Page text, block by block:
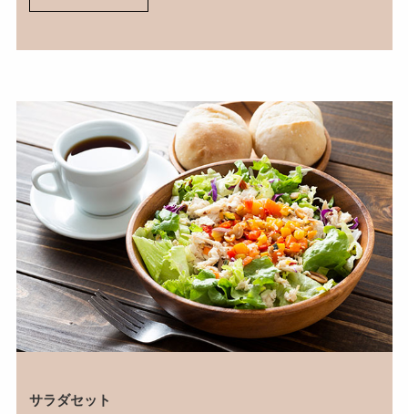
サラダセット